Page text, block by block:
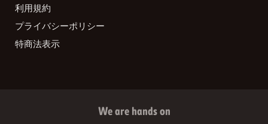
利用規約
プライバシーポリシー
特商法表示
We are hands on